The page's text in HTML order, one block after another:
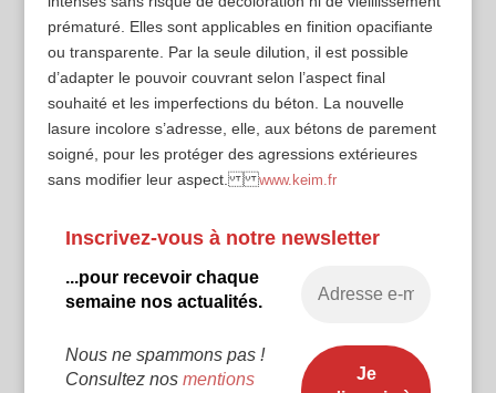
prématuré. Elles sont applicables en finition opacifiante
ou transparente. Par la seule dilution, il est possible
d’adapter le pouvoir couvrant selon l’aspect final
souhaité et les imperfections du béton. La nouvelle
lasure incolore s’adresse, elle, aux bétons de parement
soigné, pour les protéger des agressions extérieures
sans modifier leur aspect.www.keim.fr
Inscrivez-vous à notre newsletter
...pour recevoir chaque
semaine nos actualités.
Nous ne spammons pas !
Consultez nos mentions